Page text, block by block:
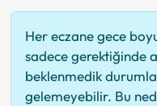
Her eczane gece
sadece gerektiğinde
beklenmedik
gelemeyebilir. Bu